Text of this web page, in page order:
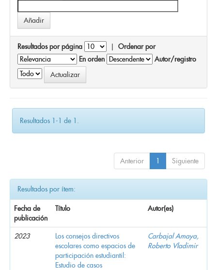
Resultados por página | Ordenar por
En orden
Autor/registro
Resultados 1-1 de 1.
Anterior 1 Siguiente
Resultados por ítem:
Fecha de
publicación
Título Autor(es)
2023
Los consejos directivos
escolares como espacios de
participación estudiantil:
Estudio de casos
Carbajal Amaya,
Roberto Vladimir